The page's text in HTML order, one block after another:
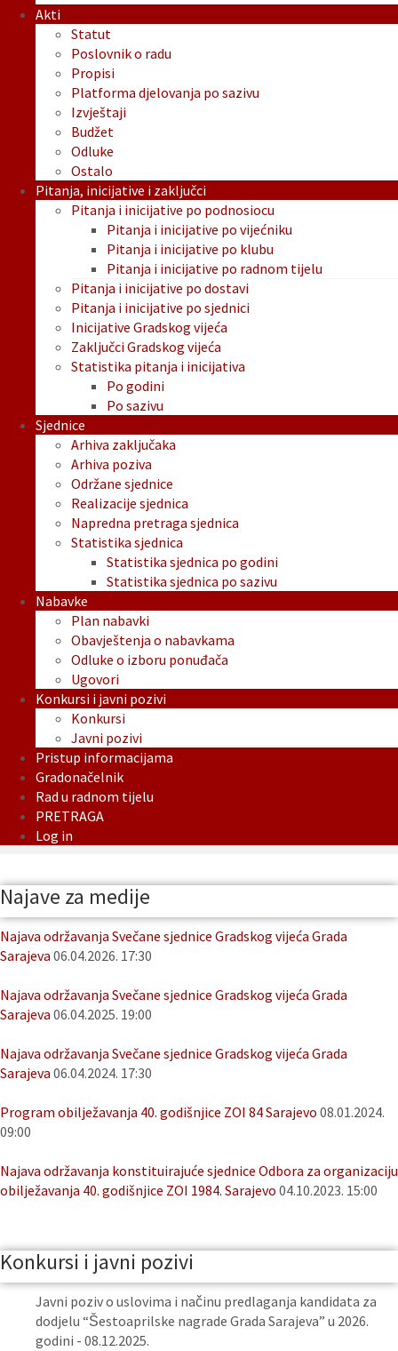
Akti
Statut
Poslovnik o radu
Propisi
Platforma djelovanja po sazivu
Izvještaji
Budžet
Odluke
Ostalo
Pitanja, inicijative i zaključci
Pitanja i inicijative po podnosiocu
Pitanja i inicijative po vijećniku
Pitanja i inicijative po klubu
Pitanja i inicijative po radnom tijelu
Pitanja i inicijative po dostavi
Pitanja i inicijative po sjednici
Inicijative Gradskog vijeća
Zaključci Gradskog vijeća
Statistika pitanja i inicijativa
Po godini
Po sazivu
Sjednice
Arhiva zaključaka
Arhiva poziva
Održane sjednice
Realizacije sjednica
Napredna pretraga sjednica
Statistika sjednica
Statistika sjednica po godini
Statistika sjednica po sazivu
Nabavke
Plan nabavki
Obavještenja o nabavkama
Odluke o izboru ponuđača
Ugovori
Konkursi i javni pozivi
Konkursi
Javni pozivi
Pristup informacijama
Gradonačelnik
Rad u radnom tijelu
PRETRAGA
Log in
Najave za medije
Najava održavanja Svečane sjednice Gradskog vijeća Grada
Sarajeva 06.04.2026. 17:30
Najava održavanja Svečane sjednice Gradskog vijeća Grada
Sarajeva 06.04.2025. 19:00
Najava održavanja Svečane sjednice Gradskog vijeća Grada
Sarajeva 06.04.2024. 17:30
Program obilježavanja 40. godišnjice ZOI 84 Sarajevo 08.01.2024.
09:00
Najava održavanja konstituirajuće sjednice Odbora za organizaciju
obilježavanja 40. godišnjice ZOI 1984. Sarajevo 04.10.2023. 15:00
Konkursi i javni pozivi
Javni poziv o uslovima i načinu predlaganja kandidata za
dodjelu “Šestoaprilske nagrade Grada Sarajeva” u 2026.
godini - 08.12.2025.